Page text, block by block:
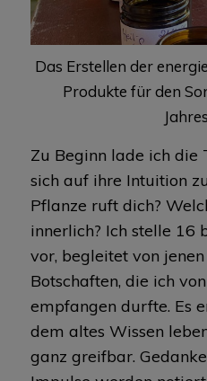
Das Erstellen der
Produkte für den
Zu Beginn lade ich die
sich auf ihre Intuition
Pflanze ruft dich?
innerlich? Ich stelle 16
vor, begleitet von
Botschaften, die ich
empfangen durfte. Es
dem altes Wissen
ganz greifbar.